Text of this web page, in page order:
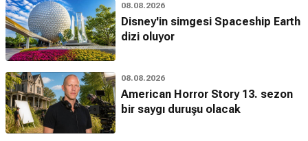
08.08.2026
Disney'in simgesi Spaceship Earth
dizi oluyor
08.08.2026
American Horror Story 13. sezon
bir saygı duruşu olacak